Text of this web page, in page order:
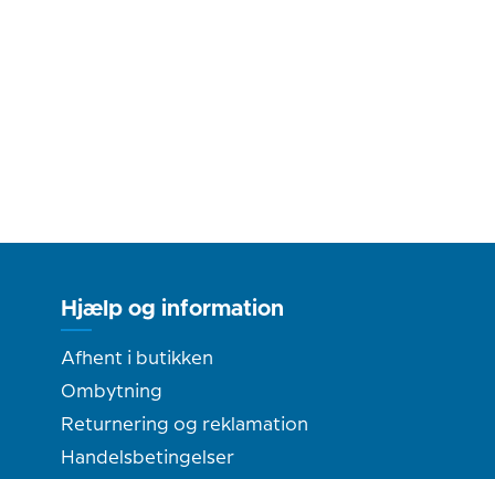
Hjælp og information
Afhent i butikken
Ombytning
Returnering og reklamation
Handelsbetingelser